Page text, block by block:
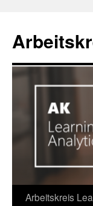
springen
Arbeitskreis